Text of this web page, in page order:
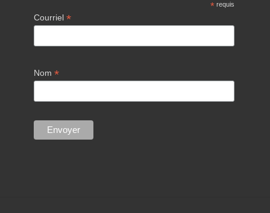
* requis
Courriel *
Nom *